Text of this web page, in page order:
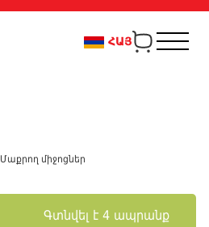
ՀԱՅ
Մաքրող միջոցներ
Գտնվել է 4 ապրանք